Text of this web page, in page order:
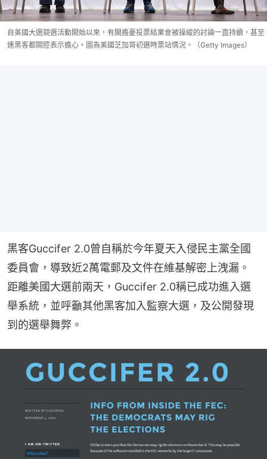
自美國大選競選活動開始以來，有關擔憂投票結果會被操縱的討論一直持續，甚至
連黑客都開腔表示擔心。圖為美國芝加哥初選時票站情況。（Getty Images）
黑客Guccifer 2.0曾自稱於今年夏天入侵民主黨全國
委員會，導致近2萬電郵及文件在維基解密上洩漏。
距離美國大選前兩天，Guccifer 2.0稱已成功進入選
舉系統，並呼籲其他黑客加入監察大選，及公開發現
到的選舉舞弊。